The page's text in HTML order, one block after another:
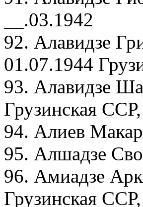
__.03.1942
92. Алавидзе
01.07.1944
93. Алавидзе
Грузинская
94. Алиев
95. Алшадзе
96. Амиадзе
Грузинская